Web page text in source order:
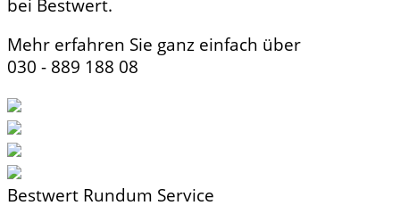
bei Bestwert.
Mehr erfahren Sie ganz einfach über
030 - 889 188 08
Bestwert Rundum Service